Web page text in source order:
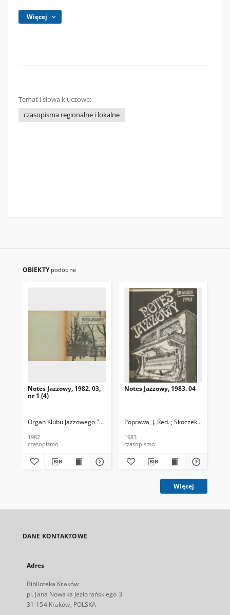
Więcej
Temat i słowa kluczowe:
czasopisma regionalne i lokalne
OBIEKTY podobne
Notes Jazzowy, 1982. 03,
nr 1 (4)
Organ Klubu Jazzowego "Rotunda" Skoczek, T. Red.
1982
czasopismo
Notes Jazzowy, 1983. 04
Poprawa, J. Red. ; Skoczek T. Red.
1983
czasopismo
Więcej
DANE KONTAKTOWE
Adres
Biblioteka Kraków
pl. Jana Nowaka Jeziorańskiego 3
31-154 Kraków, POLSKA